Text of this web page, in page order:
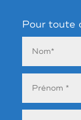
Pour toute